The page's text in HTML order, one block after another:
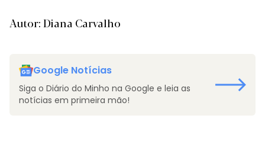
Autor: Diana Carvalho
Google Notícias
Siga o Diário do Minho na Google e leia as
notícias em primeira mão!